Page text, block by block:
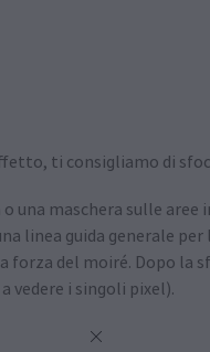
ti consigliamo di
una maschera sulle
linea guida generale
forza del moiré. Dopo la
vedere i singoli pixel).